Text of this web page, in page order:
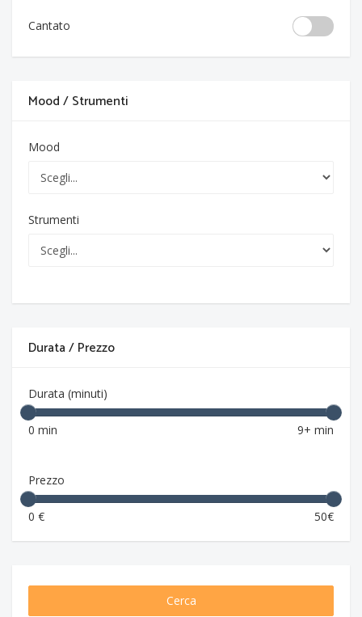
Cantato
Mood / Strumenti
Mood
Strumenti
Durata / Prezzo
Durata (minuti)
0 min 9+ min
Prezzo
0 € 50€
Cerca